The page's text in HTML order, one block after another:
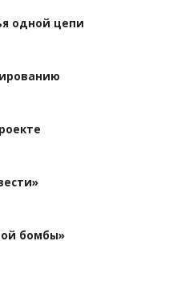
одной цепи
бомбы»